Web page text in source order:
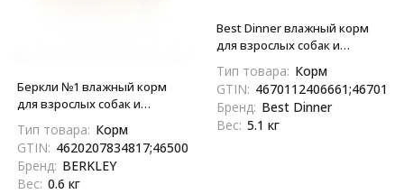
Беркли №1 влажный корм
для взрослых собак и
говядиной, в консервах - 100
г x 6 шт
Тип товара: Корм
GTIN: 4620207834817;4650094044655
Бренд: BERKLEY
Вес: 0.6 кг
Best Dinner влажный корм
для взрослых собак и
ягненком и ягодами, фарш, в
консервах - 850 г х 6 шт
Тип товара: Корм
GTIN:
Бренд: Best Dinner
Вес: 5.1 кг